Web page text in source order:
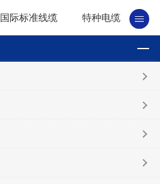
国际标准线缆 特种电缆